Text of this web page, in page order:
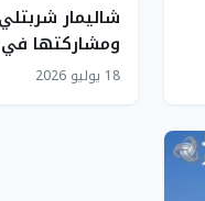
شاليمار
ومشاركتها في
18 يوليو 2026